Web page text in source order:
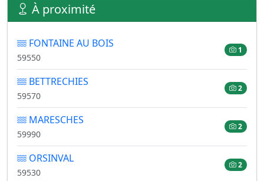
À proximité
FONTAINE AU BOIS
59550
1
BETTRECHIES
59570
2
MARESCHES
59990
2
ORSINVAL
59530
2